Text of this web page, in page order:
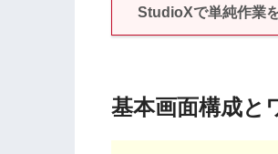
StudioXで単純作業
基本画面構成